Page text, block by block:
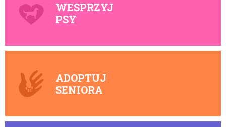
WESPRZYJ
PSY
ADOPTUJ
SENIORA